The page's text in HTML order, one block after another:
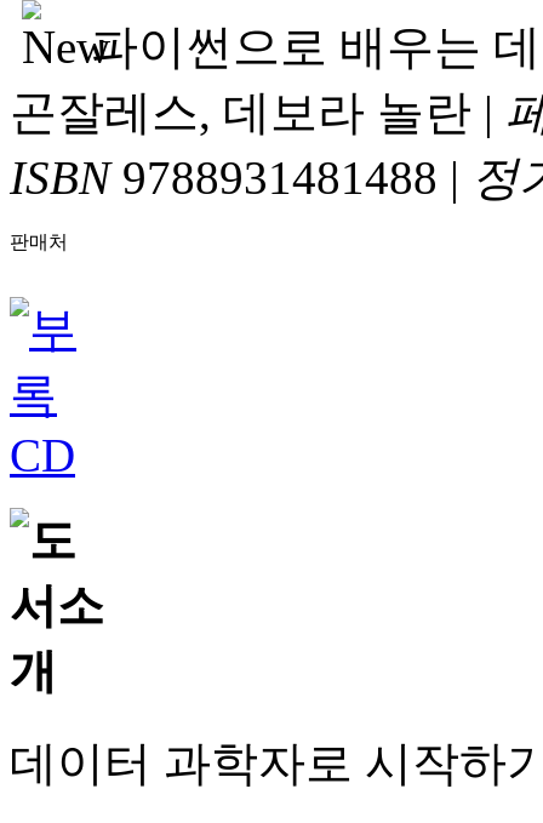
파이썬으로 배우는
곤잘레스, 데보라 놀란 |
ISBN9788931481488 | 정
판매처
데이터 과학자로 시작하